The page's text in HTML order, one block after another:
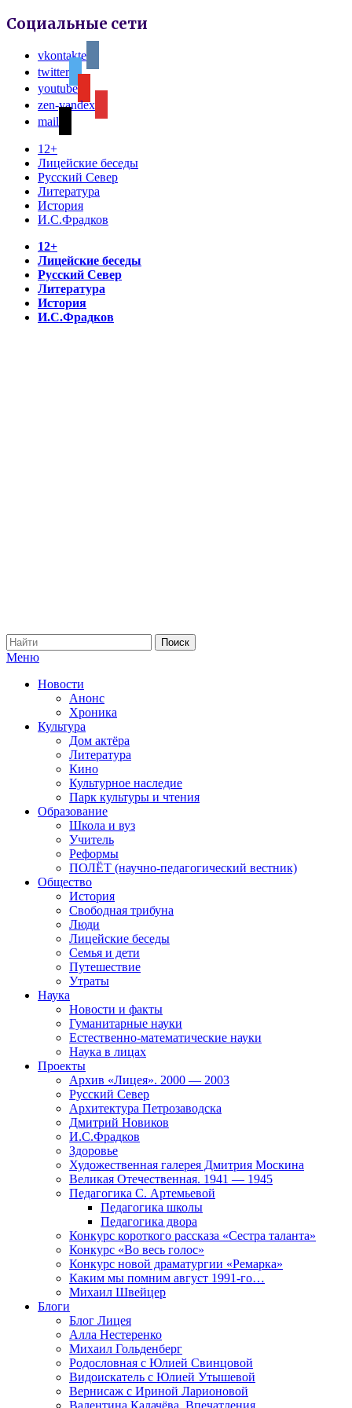
Социальные сети
vkontakte
twitter
youtube
zen-yandex
mail
12+
Лицейские беседы
Русский Север
Литература
История
И.С.Фрадков
12+
Лицейские беседы
Русский Север
Литература
История
И.С.Фрадков
Меню
Новости
Анонс
Хроника
Культура
Дом актёра
Литература
Кино
Культурное наследие
Парк культуры и чтения
Образование
Школа и вуз
Учитель
Реформы
ПОЛЁТ (научно-педагогический вестник)
Общество
История
Свободная трибуна
Люди
Лицейские беседы
Семья и дети
Путешествие
Утраты
Наука
Новости и факты
Гуманитарные науки
Естественно-математические науки
Наука в лицах
Проекты
Архив «Лицея». 2000 — 2003
Русский Север
Архитектура Петрозаводска
Дмитрий Новиков
И.С.Фрадков
Здоровье
Художественная галерея Дмитрия Москина
Великая Отечественная. 1941 — 1945
Педагогика С. Артемьевой
Педагогика школы
Педагогика двора
Конкурс короткого рассказа «Сестра таланта»
Конкурс «Во весь голос»
Конкурс новой драматургии «Ремарка»
Каким мы помним август 1991-го…
Михаил Швейцер
Блоги
Блог Лицея
Алла Нестеренко
Михаил Гольденберг
Родословная с Юлией Свинцовой
Видоискатель с Юлией Утышевой
Вернисаж с Ириной Ларионовой